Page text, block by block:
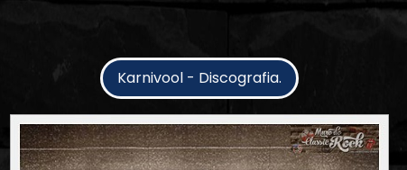
Karnivool - Discografia.